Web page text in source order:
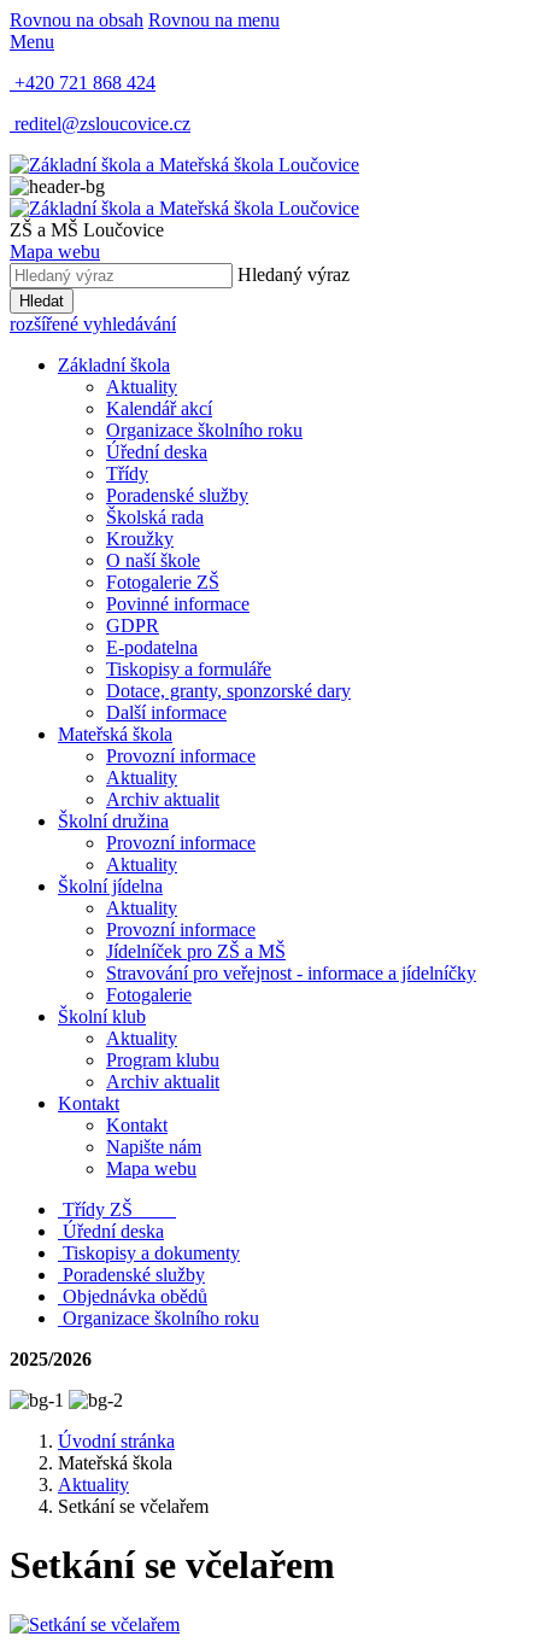
Rovnou na obsah Rovnou na menu
Menu
+420 721 868 424
reditel@zsloucovice.cz
ZŠ a MŠ Loučovice
Mapa webu
Hledaný výraz
Hledat
rozšířené vyhledávání
Základní škola
Aktuality
Kalendář akcí
Organizace školního roku
Úřední deska
Třídy
Poradenské služby
Školská rada
Kroužky
O naší škole
Fotogalerie ZŠ
Povinné informace
GDPR
E-podatelna
Tiskopisy a formuláře
Dotace, granty, sponzorské dary
Další informace
Mateřská škola
Provozní informace
Aktuality
Archiv aktualit
Školní družina
Provozní informace
Aktuality
Školní jídelna
Aktuality
Provozní informace
Jídelníček pro ZŠ a MŠ
Stravování pro veřejnost - informace a jídelníčky
Fotogalerie
Školní klub
Aktuality
Program klubu
Archiv aktualit
Kontakt
Kontakt
Napište nám
Mapa webu
Třídy ZŠ
Úřední deska
Tiskopisy a dokumenty
Poradenské služby
Objednávka obědů
Organizace školního roku
2025/2026
Úvodní stránka
Mateřská škola
Aktuality
Setkání se včelařem
Setkání se včelařem